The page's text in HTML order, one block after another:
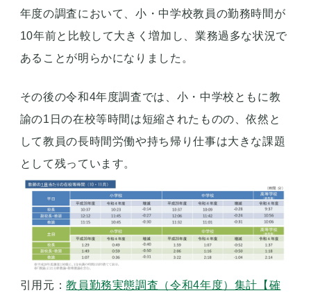
年度の調査において、小・中学校教員の勤務時間が
10年前と比較して大きく増加し、業務過多な状況で
あることが明らかになりました。
その後の令和4年度調査では、小・中学校ともに教
諭の1日の在校等時間は短縮されたものの、依然と
して教員の長時間労働や持ち帰り仕事は大きな課題
として残っています。
引用元：教員勤務実態調査（令和4年度）集計【確